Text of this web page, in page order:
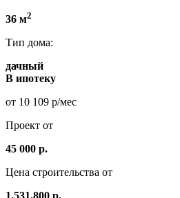
36 м2
Тип дома:
дачный
В ипотеку
от 10 109 р/мес
Проект от
45 000 р.
Цена строительства от
1.531.800 р.